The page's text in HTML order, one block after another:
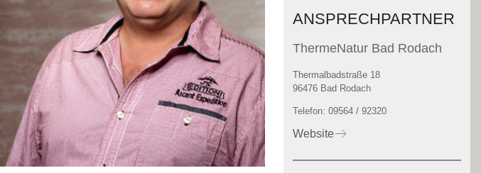
ANSPRECHPARTNER
ThermeNatur Bad Rodach
Thermalbadstraße 18
96476 Bad Rodach
Telefon: 09564 / 92320
Website